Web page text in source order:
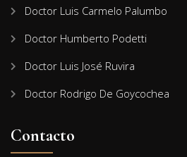
Doctor Luis Carmelo Palumbo
Doctor Humberto Podetti
Doctor Luis José Ruvira
Doctor Rodrigo De Goycochea
Contacto